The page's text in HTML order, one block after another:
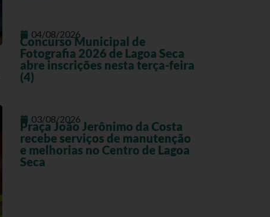
04/08/2026
Concurso Municipal de
Fotografia 2026 de Lagoa Seca
abre inscrições nesta terça-feira
(4)
03/08/2026
Praça João Jerônimo da Costa
recebe serviços de manutenção
e melhorias no Centro de Lagoa
Seca